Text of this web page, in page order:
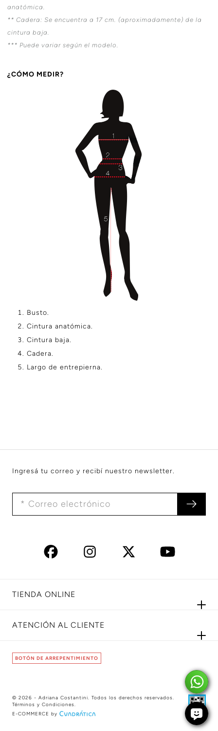
anatómica.
** Cadera: Se encuentra a 17 cm. (aproximadamente) de la
cintura baja.
*** Puede variar según el modelo.
¿CÓMO MEDIR?
Busto.
Cintura anatómica.
Cintura baja.
Cadera.
Largo de entrepierna.
Ingresá tu correo y recibí nuestro newsletter.
TIENDA ONLINE
ATENCIÓN AL CLIENTE
BOTÓN DE ARREPENTIMIENTO
© 2026 - Adriana Costantini. Todos los derechos reservados.
Términos y Condiciones.
E-COMMERCE by